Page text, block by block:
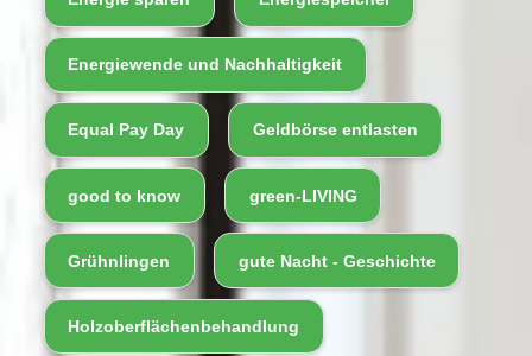
Energiewende und Nachhaltigkeit
Equal Pay Day Geldbörse entlasten
good to know green-LIVING
Grühnlingen gute Nacht - Geschichte
Holzoberflächenbehandlung